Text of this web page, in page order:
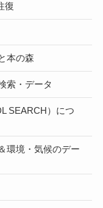
復
本の森
索・データ
SEARCH）につ
環境・気候のデー